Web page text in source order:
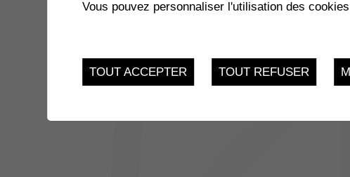
du 21.11.2022 au 17.02.2023
Vous pouvez personnaliser l'utilisation des
TOUT ACCEPTER TOUT REFUSER